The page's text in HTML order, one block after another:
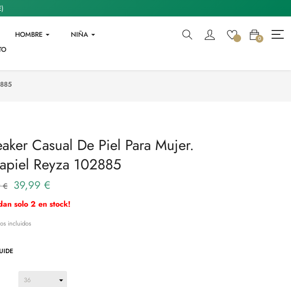
HOMBRE
NIÑA
0
Casual De Piel Para Mujer.
Reyza 102885
€ 39,99 €
solo 2 en stock!
incluidos